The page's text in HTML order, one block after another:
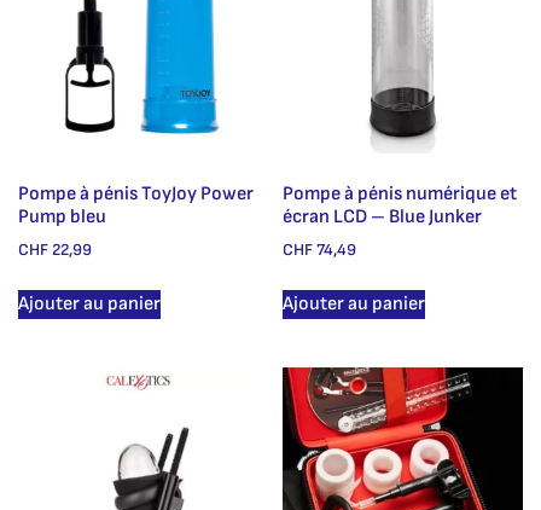
Pompe à pénis ToyJoy Power
Pump bleu
CHF 22,99
Ajouter au panier
Pompe à pénis numérique et
écran LCD – Blue Junker
CHF74,49
Ajouter au panier